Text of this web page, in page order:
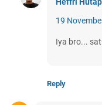
Heffri
19
Iya bro...
Reply